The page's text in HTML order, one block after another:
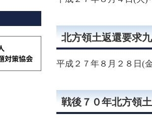
北方領土返還要求
平成２７年８月２８日(
戦後７０年北方領